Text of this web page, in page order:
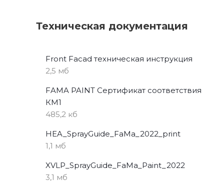
Техническая документация
Front Facad техническая инструкция
2,5 мб
FAMA PAINT Сертификат соответствия
КМ1
485,2 кб
HEA_SprayGuide_FaMa_2022_print
1,1 мб
XVLP_SprayGuide_FaMa_Paint_2022
3,1 мб